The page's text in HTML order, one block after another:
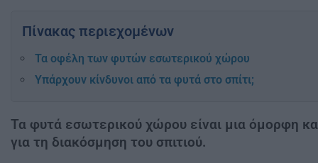
Πίνακας περιεχομένων
Τα οφέλη των φυτών εσωτερικού χώρου
Υπάρχουν κίνδυνοι από τα φυτά στο σπίτι;
Τα φυτά εσωτερικού χώρου είναι μια όμορφη
για τη διακόσμηση του σπιτιού.